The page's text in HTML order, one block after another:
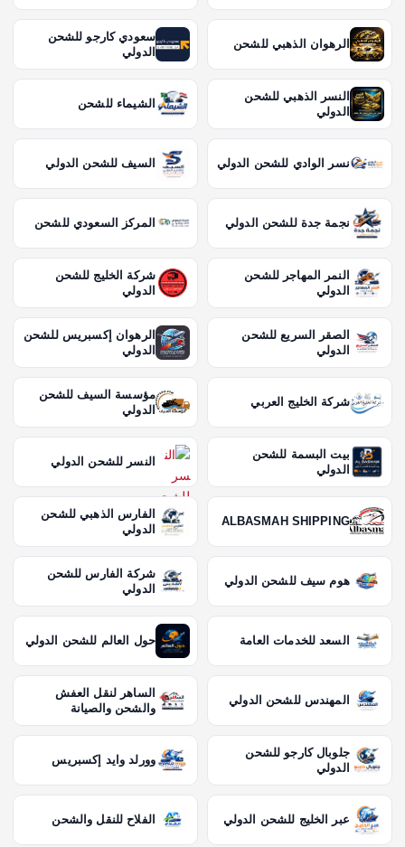
الرهوان الذهبي للشحن
سعودي كارجو للشحن
الدولي
النسر الذهبي للشحن
الدولي
الشيماء للشحن
نسر الوادي للشحن الدولي السيف للشحن الدولي
نجمة جدة للشحن الدولي المركز السعودي للشحن
النمر المهاجر للشحن
الدولي
شركة الخليج للشحن
الدولي
الصقر السريع للشحن
الدولي
الرهوان إكسبريس للشحن
الدولي
شركة الخليج العربي
مؤسسة السيف للشحن
الدولي
بيت البسمة للشحن
الدولي
النسر للشحن الدولي
ALBASMAH SHIPPING
الفارس الذهبي للشحن
الدولي
هوم سيف للشحن الدولي
شركة الفارس للشحن
الدولي
السعد للخدمات العامة حول العالم للشحن الدولي
المهندس للشحن الدولي
الساهر لنقل العفش
والشحن والصيانة
جلوبال كارجو للشحن
الدولي
وورلد وايد إكسبريس
عبر الخليج للشحن الدولي الفلاح للنقل والشحن